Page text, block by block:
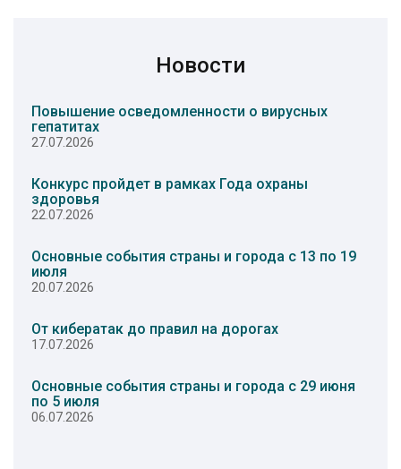
Новости
Повышение осведомленности о вирусных
гепатитах
27.07.2026
Конкурс пройдет в рамках Года охраны
здоровья
22.07.2026
Основные события страны и города с 13 по 19
июля
20.07.2026
От кибератак до правил на дорогах
17.07.2026
Основные события страны и города с 29 июня
по 5 июля
06.07.2026